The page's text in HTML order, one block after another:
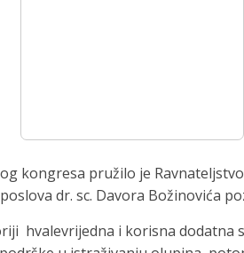
kongresa pružilo je
dr. sc. Davora Božinovića
hvalevrijedna i korisna dodatna